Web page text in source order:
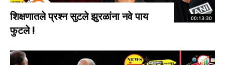
00:13:30
शिक्षणातले प्रश्न सुटले झुरळांना नवे पाय
फुटले !